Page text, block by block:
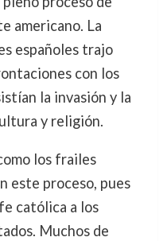
americano. La
españoles trajo
con los
la invasión y la
y religión.
los frailes
este proceso, pues
católica a los
Muchos de